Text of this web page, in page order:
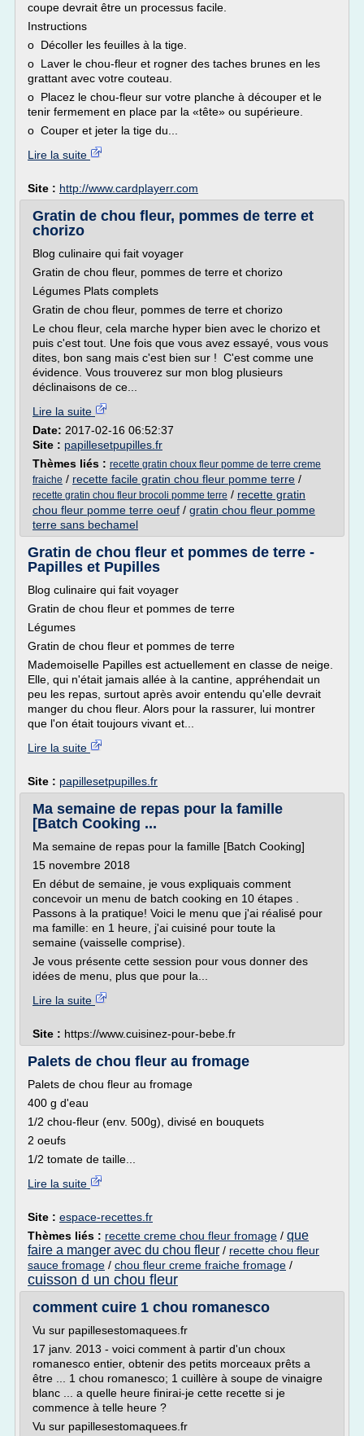
coupe devrait être un processus facile.
Instructions
o Décoller les feuilles à la tige.
o Laver le chou-fleur et rogner des taches brunes en les
grattant avec votre couteau.
o Placez le chou-fleur sur votre planche à découper et le
tenir fermement en place par la «tête» ou supérieure.
o Couper et jeter la tige du...
Lire la suite
Site : http://www.cardplayerr.com
Gratin de chou fleur, pommes de terre et
chorizo
Blog culinaire qui fait voyager
Gratin de chou fleur, pommes de terre et chorizo
Légumes Plats complets
Gratin de chou fleur, pommes de terre et chorizo
Le chou fleur, cela marche hyper bien avec le chorizo et
puis c'est tout. Une fois que vous avez essayé, vous vous
dites, bon sang mais c'est bien sur ! C'est comme une
évidence. Vous trouverez sur mon blog plusieurs
déclinaisons de ce...
Lire la suite
Date: 2017-02-16 06:52:37
Site : papillesetpupilles.fr
Thèmes liés : recette gratin choux fleur pomme de terre creme
fraiche / recette facile gratin chou fleur pomme terre /
recette gratin chou fleur brocoli pomme terre / recette gratin
chou fleur pomme terre oeuf / gratin chou fleur pomme
terre sans bechamel
Gratin de chou fleur et pommes de terre -
Papilles et Pupilles
Blog culinaire qui fait voyager
Gratin de chou fleur et pommes de terre
Légumes
Gratin de chou fleur et pommes de terre
Mademoiselle Papilles est actuellement en classe de neige.
Elle, qui n'était jamais allée à la cantine, appréhendait un
peu les repas, surtout après avoir entendu qu'elle devrait
manger du chou fleur. Alors pour la rassurer, lui montrer
que l'on était toujours vivant et...
Lire la suite
Site : papillesetpupilles.fr
Ma semaine de repas pour la famille
[Batch Cooking ...
Ma semaine de repas pour la famille [Batch Cooking]
15 novembre 2018
En début de semaine, je vous expliquais comment
concevoir un menu de batch cooking en 10 étapes .
Passons à la pratique! Voici le menu que j'ai réalisé pour
ma famille: en 1 heure, j'ai cuisiné pour toute la
semaine (vaisselle comprise).
Je vous présente cette session pour vous donner des
idées de menu, plus que pour la...
Lire la suite
Site : https://www.cuisinez-pour-bebe.fr
Palets de chou fleur au fromage
Palets de chou fleur au fromage
400 g d'eau
1/2 chou-fleur (env. 500g), divisé en bouquets
2 oeufs
1/2 tomate de taille...
Lire la suite
Site : espace-recettes.fr
Thèmes liés : recette creme chou fleur fromage / que
faire a manger avec du chou fleur / recette chou fleur
sauce fromage / chou fleur creme fraiche fromage /
cuisson d un chou fleur
comment cuire 1 chou romanesco
Vu sur papillesestomaquees.fr
17 janv. 2013 - voici comment à partir d'un choux
romanesco entier, obtenir des petits morceaux prêts a
être ... 1 chou romanesco; 1 cuillère à soupe de vinaigre
blanc ... a quelle heure finirai-je cette recette si je
commence à telle heure ?
Vu sur papillesestomaquees.fr